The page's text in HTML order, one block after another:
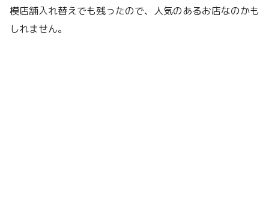
模店舗入れ替えでも残ったので、人気のあるお店なのかも
しれません。